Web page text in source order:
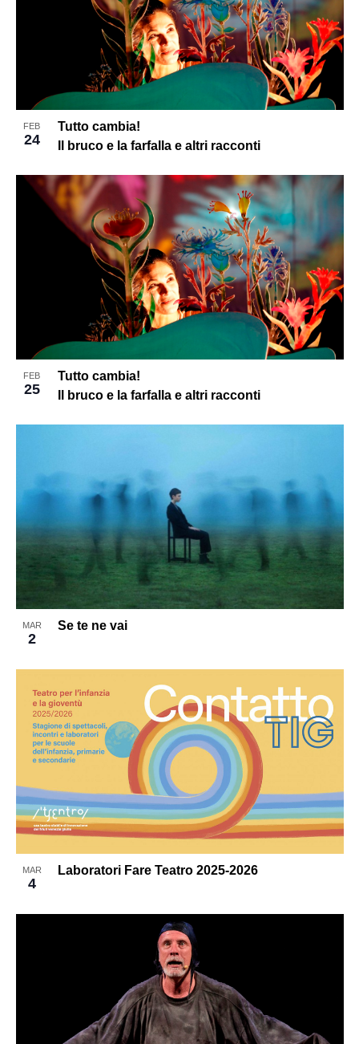
FEB
24
Tutto cambia!
Il bruco e la farfalla e altri racconti
FEB
25
Tutto cambia!
Il bruco e la farfalla e altri racconti
MAR
2
Se te ne vai
MAR
4
Laboratori Fare Teatro 2025-2026